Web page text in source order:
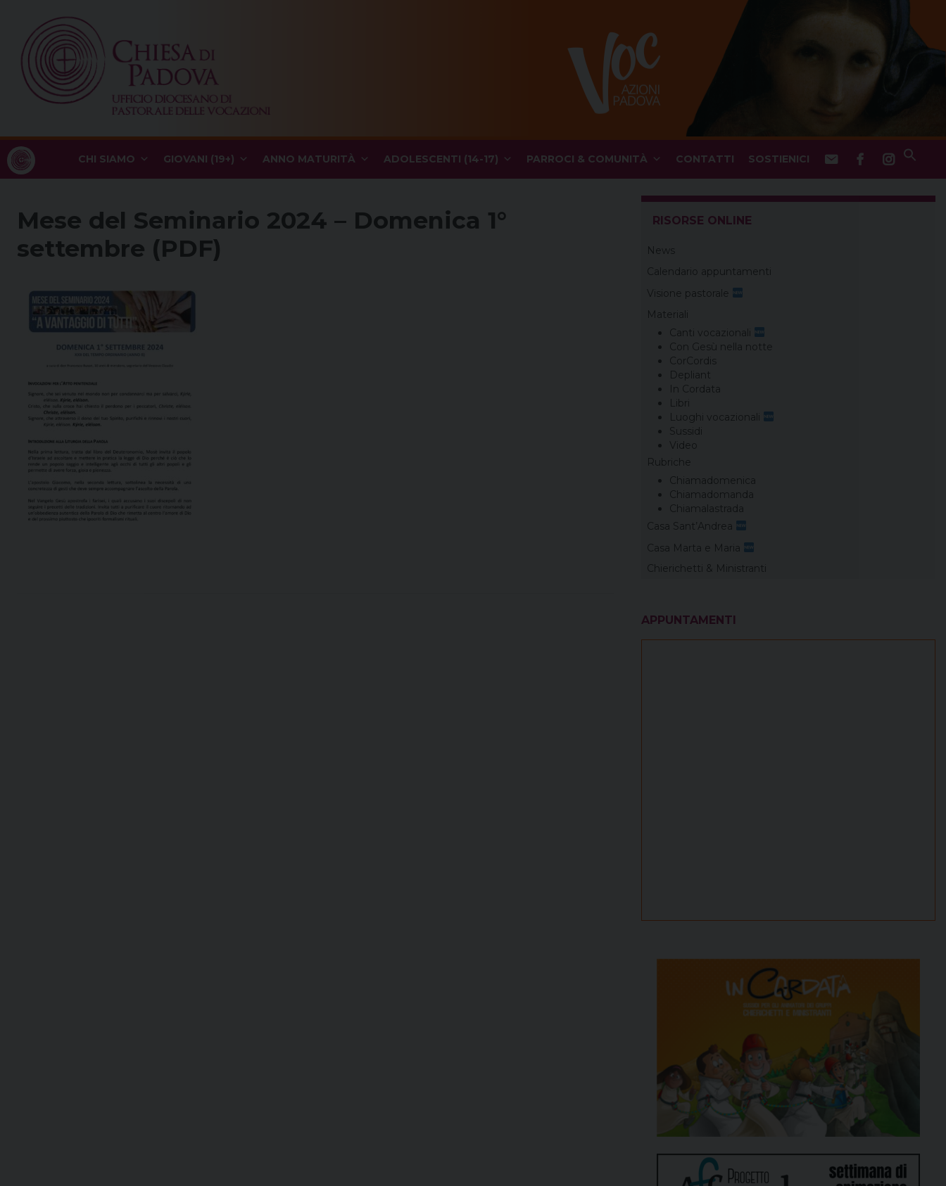
content
CHI SIAMO GIOVANI (19+) ANNO MATURITÀ ADOLESCENTI (14-17) PARROCI & COMUNITÀ CONTATTI SOSTIENICI
Mese del Seminario 2024 – Domenica 1°
settembre (PDF)
RISORSE ONLINE
News
Calendario appuntamenti
Visione pastorale
Materiali
Canti vocazionali
Con Gesù nella notte
CorCordis
Depliant
In Cordata
Libri
Luoghi vocazionali
Sussidi
Video
Rubriche
Chiamadomenica
Chiamadomanda
Chiamalastrada
Casa Sant’Andrea
Casa Marta e Maria
Chierichetti & Ministranti
APPUNTAMENTI